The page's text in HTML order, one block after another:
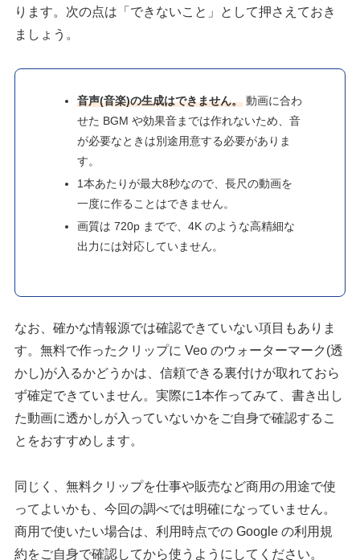
ります。次の点は「できないこと」として押さえておき
ましょう。
音声(音楽)の生成はできません。 動画に合わ
せた BGM や効果音までは作れないため、音
が必要なときは別途用意する必要がありま
す。
1本あたりが最大8秒なので、長尺の動画を
一度に作ることはできません。
画質は 720p までで、4K のような高精細な
出力には対応していません。
なお、確かな情報源では確認できていない項目もありま
す。無料で作ったクリップに Veo のウォーターマーク(透
かし)が入るかどうかは、信頼できる裏付けが取れておら
ず確定できていません。実際に1本作ってみて、書き出し
た動画に透かしが入っていないかをご自身で確認するこ
とをおすすめします。
同じく、無料クリップを仕事や販売など商用の用途で使
ってよいかも、今回の調べでは明確になっていません。
商用で使いたい場合は、利用時点での Google の利用規
約をご自身で確認してから使うようにしてください。